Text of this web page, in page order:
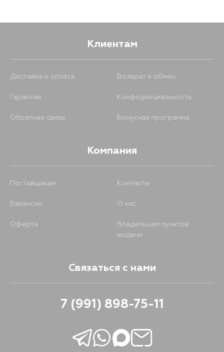
Клиентам
Доставка и оплата Возврат и обмен
Гарантия Конфиденциальность
Обратная связь Бонусная программа
Компания
Поставщикам Контакты
Вакансии О нас
Оферта
Владельцам пунктов
выдачи
Связаться с нами
7 (991) 898-75-11